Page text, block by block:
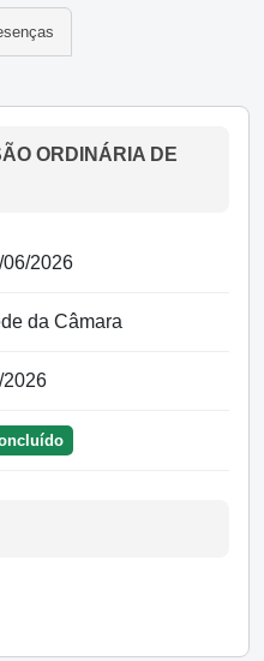
ORDINÁRIA DE
06/2026
da Câmara
2026